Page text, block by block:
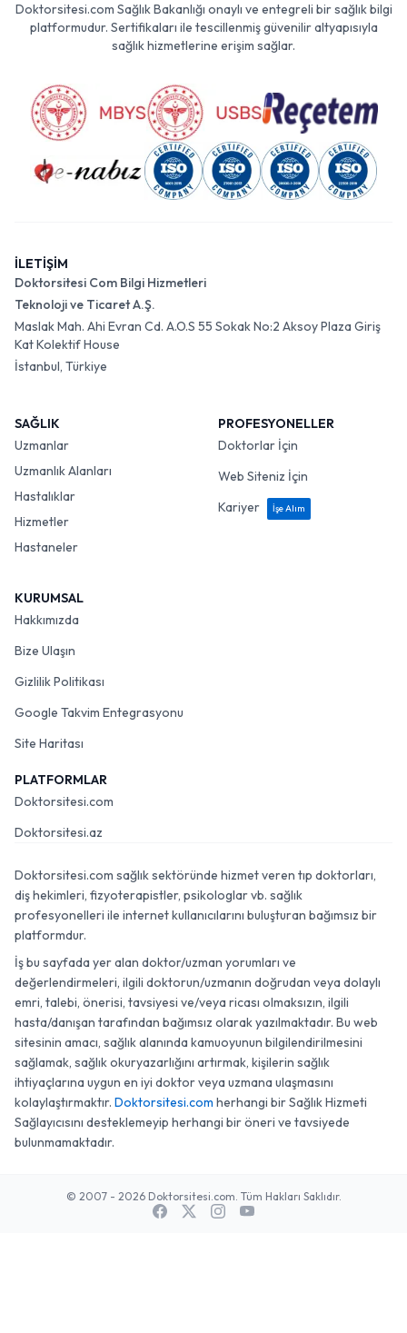
Doktorsitesi.com Sağlık Bakanlığı onaylı ve entegreli bir sağlık bilgi
platformudur. Sertifikaları ile tescillenmiş güvenilir altyapısıyla
sağlık hizmetlerine erişim sağlar.
İLETİŞİM
Doktorsitesi Com Bilgi Hizmetleri
Teknoloji ve Ticaret A.Ş.
Maslak Mah. Ahi Evran Cd. A.O.S 55 Sokak No:2 Aksoy Plaza Giriş
Kat Kolektif House
İstanbul, Türkiye
SAĞLIK
Uzmanlar
Uzmanlık Alanları
Hastalıklar
Hizmetler
Hastaneler
PROFESYONELLER
Doktorlar İçin
Web Siteniz İçin
Kariyer
İşe Alım
KURUMSAL
Hakkımızda
Bize Ulaşın
Gizlilik Politikası
Google Takvim Entegrasyonu
Site Haritası
PLATFORMLAR
Doktorsitesi.com
Doktorsitesi.az
Doktorsitesi.com sağlık sektöründe hizmet veren tıp doktorları,
diş hekimleri, fizyoterapistler, psikologlar vb. sağlık
profesyonelleri ile internet kullanıcılarını buluşturan bağımsız bir
platformdur.
İş bu sayfada yer alan doktor/uzman yorumları ve
değerlendirmeleri, ilgili doktorun/uzmanın doğrudan veya dolaylı
emri, talebi, önerisi, tavsiyesi ve/veya ricası olmaksızın, ilgili
hasta/danışan tarafından bağımsız olarak yazılmaktadır. Bu web
sitesinin amacı, sağlık alanında kamuoyunun bilgilendirilmesini
sağlamak, sağlık okuryazarlığını artırmak, kişilerin sağlık
ihtiyaçlarına uygun en iyi doktor veya uzmana ulaşmasını
kolaylaştırmaktır. Doktorsitesi.com herhangi bir Sağlık Hizmeti
Sağlayıcısını desteklemeyip herhangi bir öneri ve tavsiyede
bulunmamaktadır.
© 2007 - 2026 Doktorsitesi.com. Tüm Hakları Saklıdır.